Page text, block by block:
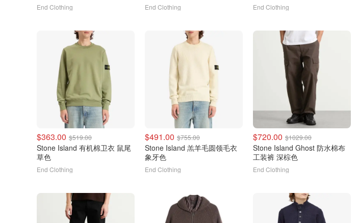
End Clothing End Clothing End Clothing
$363.00 $519.00
Stone Island 有机棉卫衣 鼠尾
草色
End Clothing
$491.00 $755.00
Stone Island 羔羊毛圆领毛衣
象牙色
End Clothing
$720.00 $1029.00
Stone Island Ghost 防水棉布
工装裤 深棕色
End Clothing